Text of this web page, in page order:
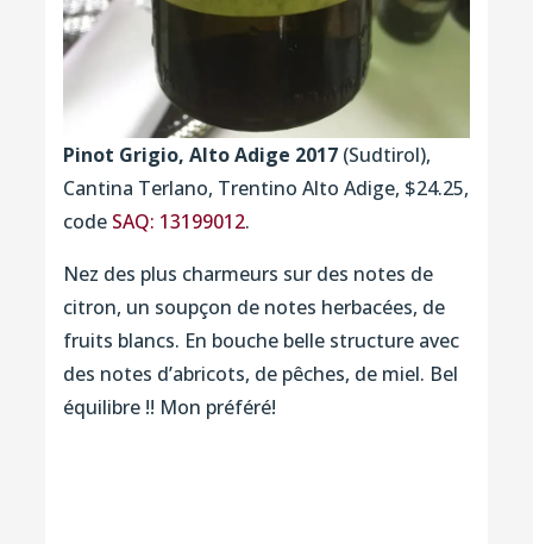
Pinot Grigio, Alto Adige 2017(Sudtirol),
Cantina Terlano, Trentino Alto Adige, $24.25,
code SAQ: 13199012.
Nez des plus charmeurs sur des notes de
citron, un soupçon de notes herbacées, de
fruits blancs. En bouche belle structure avec
des notes d’abricots, de pêches, de miel. Bel
équilibre !! Mon préféré!